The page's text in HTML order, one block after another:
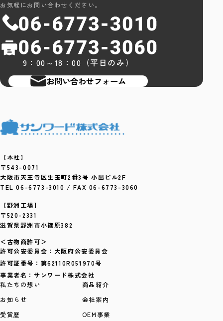
お気軽にお問い合わせください。
9：00～18：00（平日のみ）
お問い合わせフォーム
【本社】
〒543-0071
大阪市天王寺区生玉町2番3号 小出ビル2F
TEL 06-6773-3010 / FAX 06-6773-3060
【野洲工場】
〒520-2331
滋賀県野洲市小篠原382
＜古物商許可＞
許可公安委員会：大阪府公安委員会
許可証番号：第62110R051970号
事業者名：サンワード株式会社
私たちの想い
商品紹介
お知らせ
会社案内
受賞歴
OEM事業